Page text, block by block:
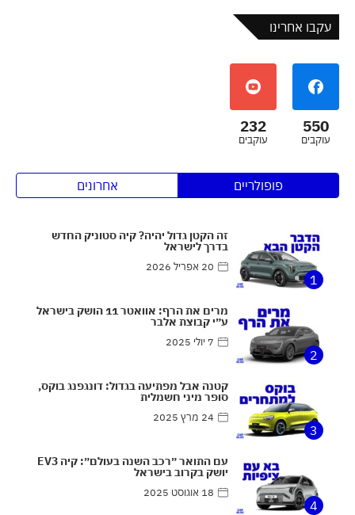
עקבו אחרינו
550
עוקבים
232
עוקבים
פופולריים אחרונים
1
זה הקטן גדול יהיה? קיה סטוניק החדש
בדרך לישראל
20 אפריל 2026
2
מרים את הרף: אוואטר 11 הושק בישראל
ע״י קבוצת אלבר
7 יולי 2025
3
קטנה אבל מפתיעה בגדול: דונגפנג בוקס,
סופר מיני חשמלית
24 מרץ 2025
4
עם התואר ״רכב השנה בעולם״: קיה EV3
יושק בקרוב בישראל
18 אוגוסט 2025